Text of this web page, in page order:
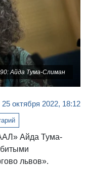
Айда Тума-Слиман
25 октября 2022, 18:12
Айда Тума-
львов».